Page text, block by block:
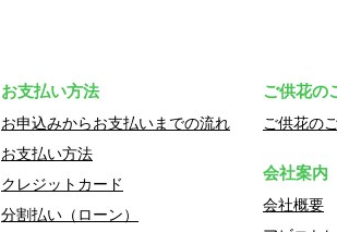
お支払い方法
お申込みからお支払いまでの流れ
お支払い方法
クレジットカード
分割払い（ローン）
ご供花の
ご供花の
会社案内
会社概要